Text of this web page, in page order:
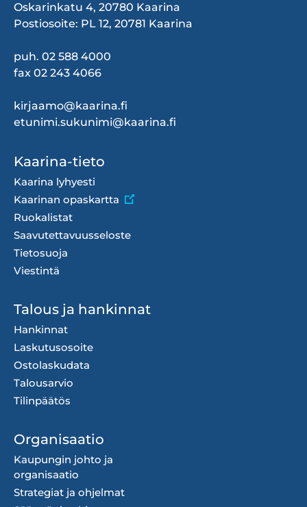
Oskarinkatu 4, 20780 Kaarina
Postiosoite: PL 12, 20781 Kaarina
puh. 02 588 4000
fax 02 243 4066
kirjaamo@kaarina.fi
etunimi.sukunimi@kaarina.fi
Footer
menu
Kaarina-tieto
Kaarina lyhyesti
Kaarinan opaskartta
Ruokalistat
Saavutettavuusseloste
Tietosuoja
Viestintä
Talous ja hankinnat
Hankinnat
Laskutusosoite
Ostolaskudata
Talousarvio
Tilinpäätös
Organisaatio
Kaupungin johto ja
organisaatio
Strategiat ja ohjelmat